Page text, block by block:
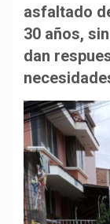
e
b
o
o
t
s
A
p
asfaltado
30 años,
dan